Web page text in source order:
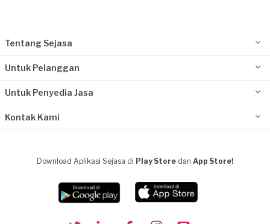
Tentang Sejasa
Untuk Pelanggan
Untuk Penyedia Jasa
Kontak Kami
Download Aplikasi Sejasa di Play Store dan App Store!